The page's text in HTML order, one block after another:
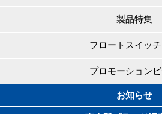
製品特集
フロートスイッ
プロモーション
お知らせ